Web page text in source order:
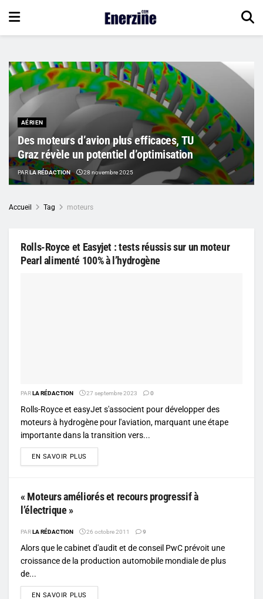
AÉRIEN
Des moteurs d’avion plus efficaces, TU
Graz révèle un potentiel d’optimisation
PARLA RÉDACTION 28 novembre 2025
Accueil Tag moteurs
Rolls-Royce et Easyjet : tests réussis sur un moteur
Pearl alimenté 100% à l’hydrogène
PARLA RÉDACTION 27 septembre 2023 0
Rolls-Royce et easyJet s'associent pour développer des
moteurs à hydrogène pour l'aviation, marquant une étape
importante dans la transition vers...
EN SAVOIR PLUS
« Moteurs améliorés et recours progressif à
l’électrique »
PARLA RÉDACTION 26 octobre 2011 9
Alors que le cabinet d'audit et de conseil PwC prévoit une
croissance de la production automobile mondiale de plus
de...
EN SAVOIR PLUS